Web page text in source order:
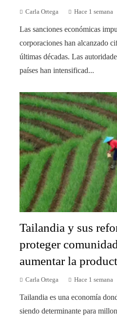
Carla Ortega Hace 1 semana
Las sanciones económicas
corporaciones han alcanzado
últimas décadas. Las
países han intensificad...
Tailandia y sus
proteger
aumentar la
Carla Ortega Hace 1 semana
Tailandia es una economía
siendo determinante para